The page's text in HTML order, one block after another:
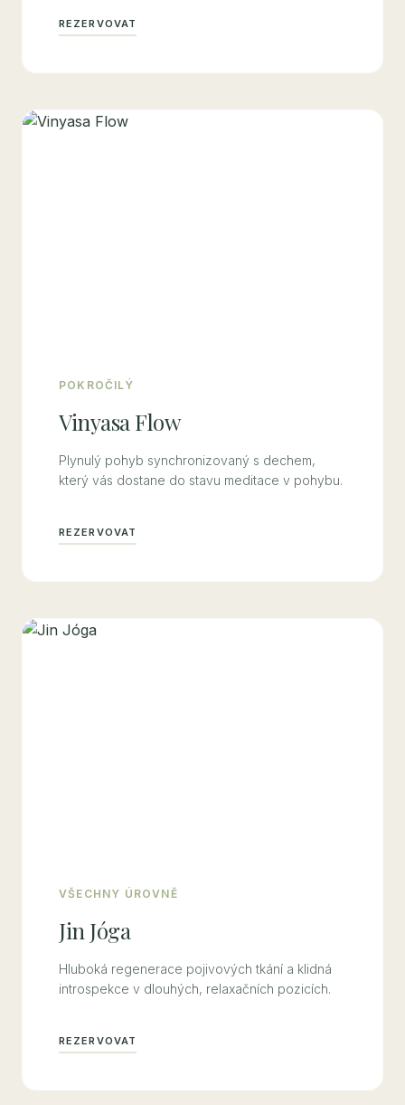
REZERVOVAT
POKROČILÝ
Vinyasa Flow
Plynulý pohyb synchronizovaný s dechem,
který vás dostane do stavu meditace v pohybu.
REZERVOVAT
VŠECHNY ÚROVNĚ
Jin Jóga
Hluboká regenerace pojivových tkání a klidná
introspekce v dlouhých, relaxačních pozicích.
REZERVOVAT